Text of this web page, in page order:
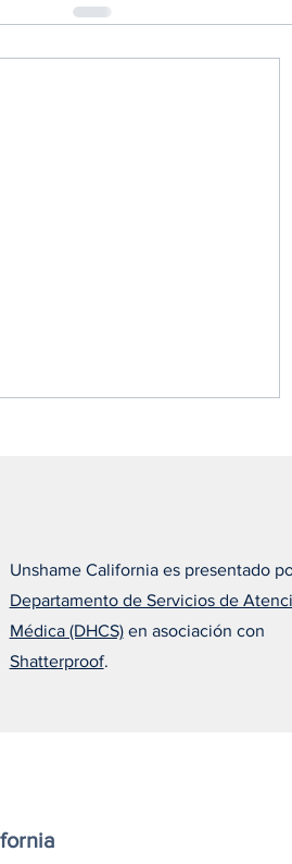
Alfonso cree que el
tratamiento adecuado lo
cambió todo
Unshame California es presentado
Departamento de Servicios de
Médica (DHCS)en asociación con
Shatterproof.